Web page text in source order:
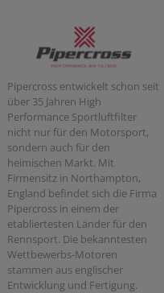
Pipercross entwickelt schon seit
über 35 Jahren High
Performance Sportluftfilter
nicht nur für den Motorsport,
sondern auch für den
heimischen Markt. Mit
Firmensitz in Northampton,
England befindet sich die Firma
Pipercross in einem der
etabliertesten Länder für den
Rennsport. Die bekanntesten
Wettbewerbs-Motoren
stammen aus englischer
Entwicklung und Fertigung.